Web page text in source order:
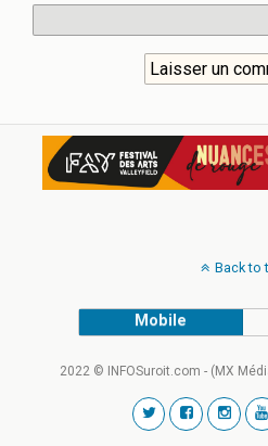
Back to
Mobile
2022 © INFOSuroit.com - (MX